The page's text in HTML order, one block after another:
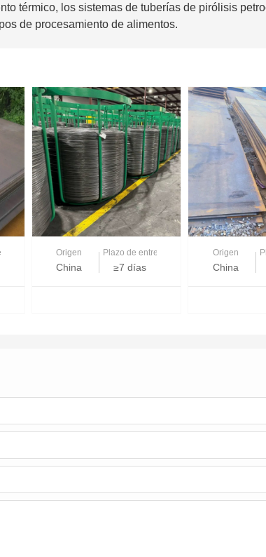
térmico, los sistemas de tuberías de pirólisis
de procesamiento de alimentos.
Origen
China
Plazo de entrega
≥7 días
Origen
China